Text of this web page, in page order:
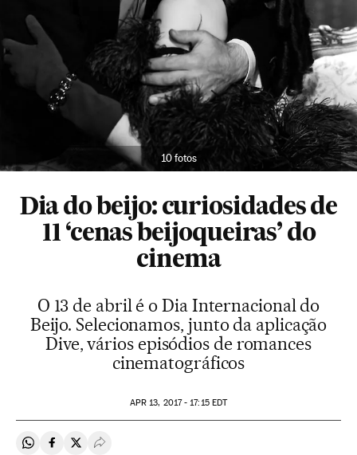
10 fotos
Dia do beijo: curiosidades de
11 ‘cenas beijoqueiras’ do
cinema
O 13 de abril é o Dia Internacional do
Beijo. Selecionamos, junto da aplicação
Dive, vários episódios de romances
cinematográficos
APR 13, 2017 - 17:15EDT
Compartir en Whatsapp
Compartir en Facebook
Compartir en Twitter
Desplegar Redes Sociales